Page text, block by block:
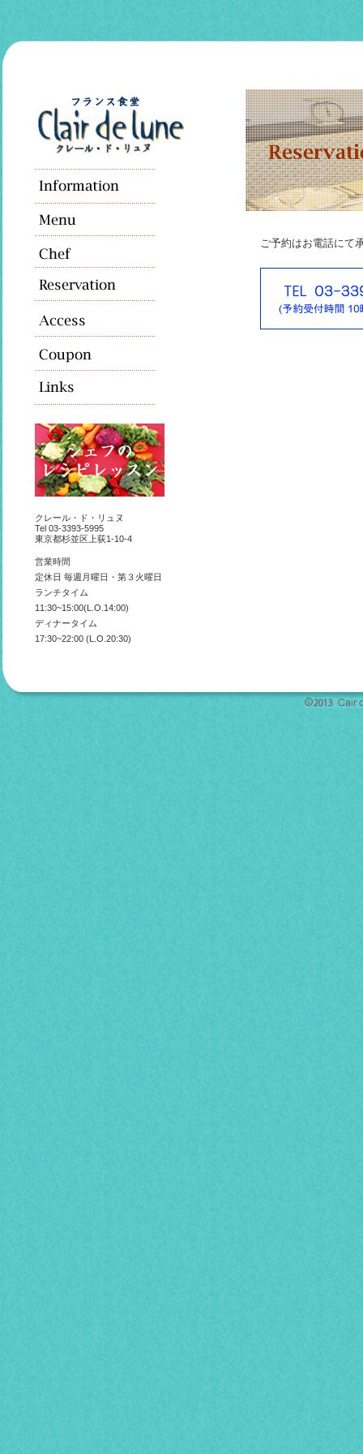
クレール・ド・リュヌ
Tel 03-3393-5995
東京都杉並区上荻1-10-4
営業時間
定休日 毎週月曜日・第３火曜日
ランチタイム
11:30~15:00(L.O.14:00)
ディナータイム
17:30~22:00 (L.O.20:30)
ご予約はお電話にて